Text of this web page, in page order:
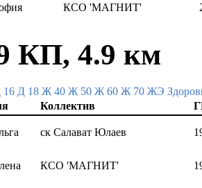
КСО 'МАГНИТ'
КП, 4.9 км
16 Д 18 Ж 40 Ж 50 Ж 60 Ж 70 ЖЭ
Коллектив
ск Салават Юлаев
КСО 'МАГНИТ'